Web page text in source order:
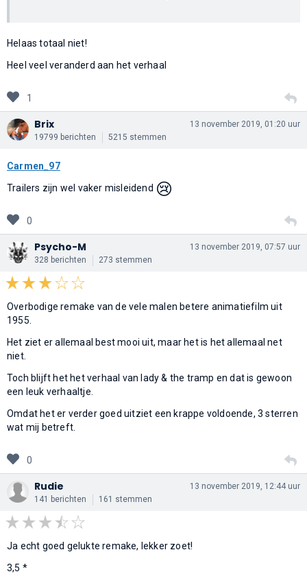
Helaas totaal niet!
Heel veel veranderd aan het verhaal
1
Brix
19799 berichten 5215 stemmen
13 november 2019, 01:20 uur
Carmen_97
Trailers zijn wel vaker misleidend 😢
0
Psycho-M
328 berichten 273 stemmen
13 november 2019, 07:57 uur
Overbodige remake van de vele malen betere animatiefilm uit
1955.
Het ziet er allemaal best mooi uit, maar het is het allemaal net
niet.
Toch blijft het het verhaal van lady & the tramp en dat is gewoon
een leuk verhaaltje.
Omdat het er verder goed uitziet een krappe voldoende, 3 sterren
wat mij betreft.
0
Rudie
141 berichten 161 stemmen
13 november 2019, 12:44 uur
Ja echt goed gelukte remake, lekker zoet!
3,5 *